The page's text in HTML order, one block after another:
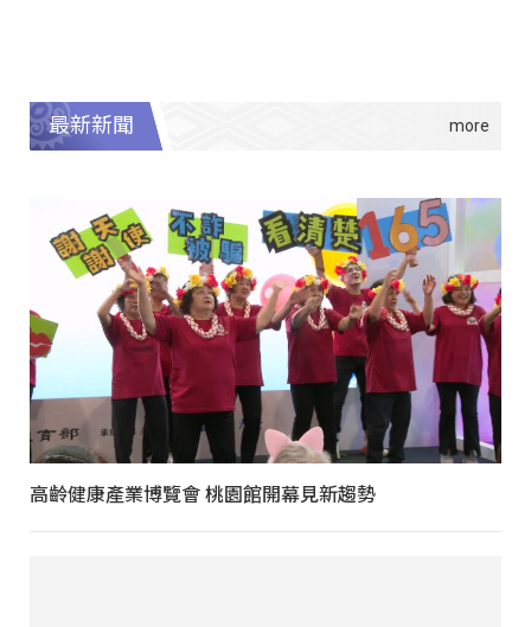
最新新聞
高齡健康產業博覽會 桃園館開幕見新趨勢